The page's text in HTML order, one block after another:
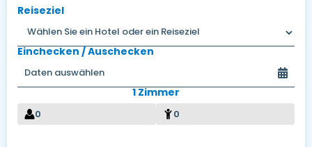
Reiseziel
Einchecken / Auschecken
1 Zimmer
0 0